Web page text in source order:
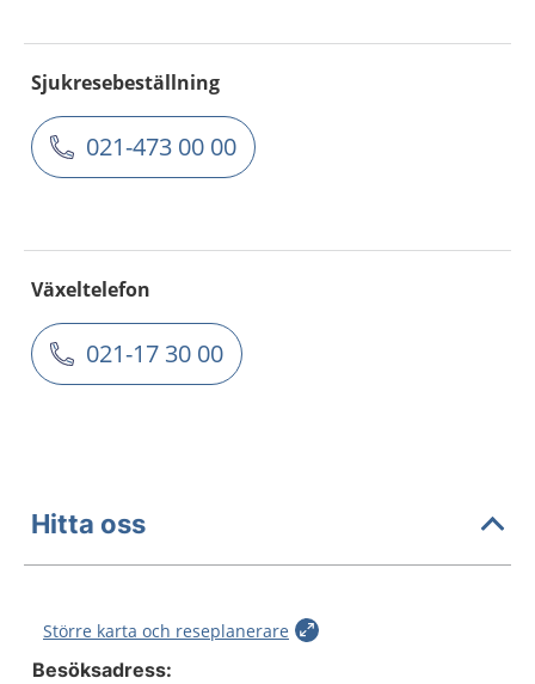
Sjukresebeställning
021-473 00 00
Växeltelefon
021-17 30 00
Hitta oss
Större karta och reseplanerare
Besöksadress: